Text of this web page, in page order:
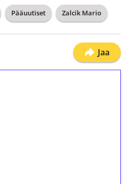
Pääuutiset Zalcik Mario
Jaa